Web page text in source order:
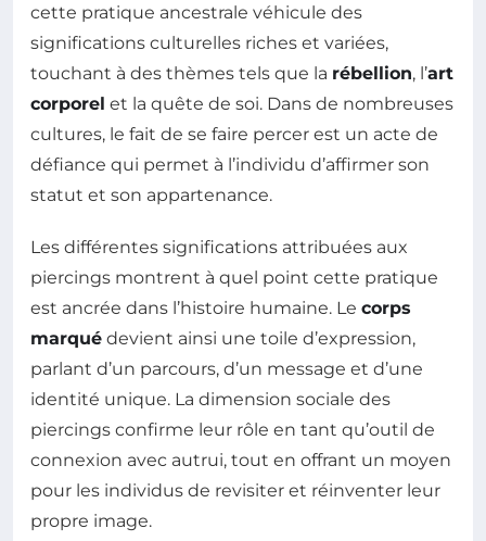
cette pratique ancestrale véhicule des
significations culturelles riches et variées,
touchant à des thèmes tels que la rébellion, l’art
corporel et la quête de soi. Dans de nombreuses
cultures, le fait de se faire percer est un acte de
défiance qui permet à l’individu d’affirmer son
statut et son appartenance.
Les différentes significations attribuées aux
piercings montrent à quel point cette pratique
est ancrée dans l’histoire humaine. Le corps
marqué devient ainsi une toile d’expression,
parlant d’un parcours, d’un message et d’une
identité unique. La dimension sociale des
piercings confirme leur rôle en tant qu’outil de
connexion avec autrui, tout en offrant un moyen
pour les individus de revisiter et réinventer leur
propre image.